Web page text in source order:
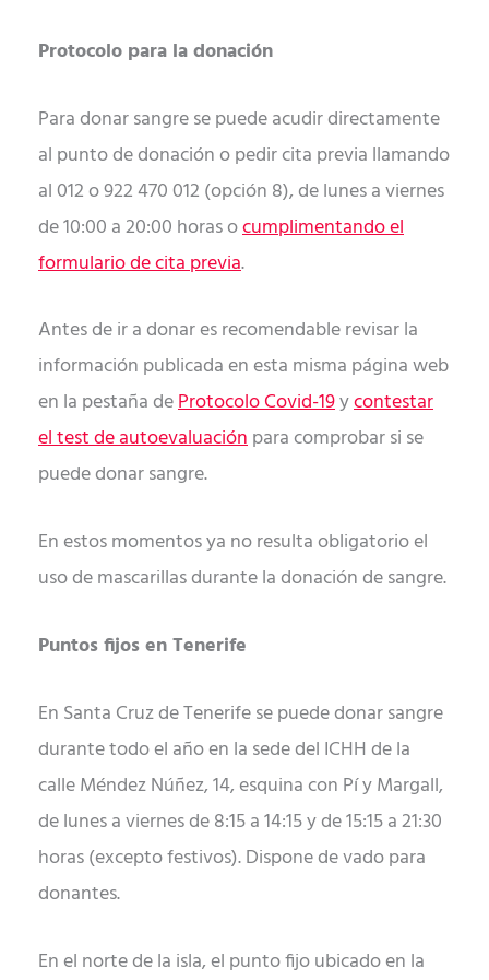
Protocolo para la donación
Para donar sangre se puede acudir directamente
al punto de donación o pedir cita previa llamando
al 012 o 922 470 012 (opción 8), de lunes a viernes
de 10:00 a 20:00 horas ocumplimentando el
formulario de cita previa.
Antes de ir a donar es recomendable revisar la
información publicada en esta misma página web
en la pestaña deProtocolo Covid-19ycontestar
el test de autoevaluaciónpara comprobar si se
puede donar sangre.
En estos momentos ya no resulta obligatorio el
uso de mascarillas durante la donación de sangre.
Puntos fijos en Tenerife
En Santa Cruz de Tenerife se puede donar sangre
durante todo el año en la sede del ICHH de la
calle Méndez Núñez, 14, esquina con Pí y Margall,
de lunes a viernes de 8:15 a 14:15 y de 15:15 a 21:30
horas (excepto festivos). Dispone de vado para
donantes.
En el norte de la isla, el punto fijo ubicado en la